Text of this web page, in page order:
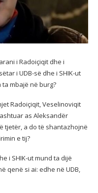
i Radoiçiqit dhe i
i UDB-së dhe i SHIK-ut
ta mbajë në burg?
Radoiçiqit, Veselinoviqit
as Aleksandër
tjetër, a do të shantazhojnë
e tij?
i SHIK-ut mund ta dijë
qenë si ai: edhe në UDB,